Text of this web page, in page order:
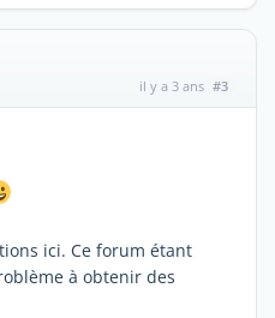
il y a 3 ans #3
ici. Ce forum étant
à obtenir des